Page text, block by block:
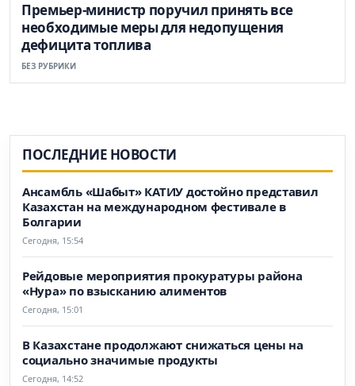
Премьер-министр поручил принять все
необходимые меры для недопущения
дефицита топлива
БЕЗ РУБРИКИ
ПОСЛЕДНИЕ НОВОСТИ
Ансамбль «Шабыт» КАТИУ достойно представил
Казахстан на международном фестивале в
Болгарии
Сегодня, 15:54
Рейдовые мероприятия прокуратуры района
«Нура» по взысканию алиментов
Сегодня, 15:01
В Казахстане продолжают снижаться цены на
социально значимые продукты
Сегодня, 14:52